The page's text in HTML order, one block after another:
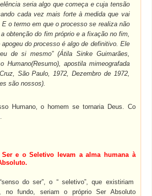
seria algo que começa e cuja tensão
cada vez mais forte à medida que vai
o termo em que o processo se realiza não
obtenção do fim próprio e a fixação no fim,
do processo é algo de definitivo. Ele
de si mesmo” (Átila Sinke Guimarães,
Humano(Resumo), apostila mimeografada
São Paulo, 1972, Dezembro de 1972,
são nossos).
Humano, o homem se tornaria Deus. Co
e o Seletivo levam a alma humana à
do ser”, o “ seletivo”, que existiriam
no fundo, seriam o próprio Ser Absoluto